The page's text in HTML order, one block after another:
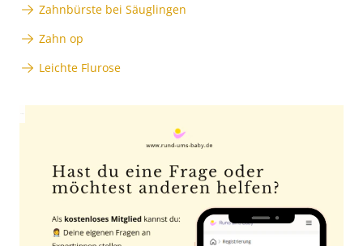
Zahnbürste bei Säuglingen
Zahn op
Leichte Flurose